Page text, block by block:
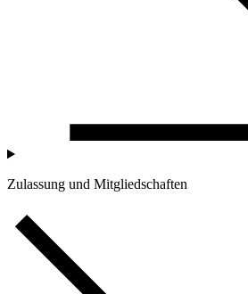
Zulassung und Mitgliedschaften